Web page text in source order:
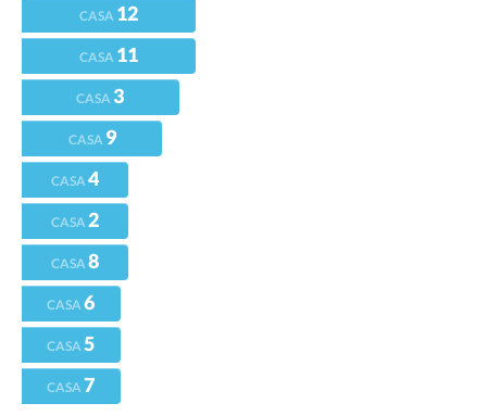
CASA 12
CASA 11
CASA 3
CASA 9
CASA4
CASA2
CASA8
CASA6
CASA5
CASA7